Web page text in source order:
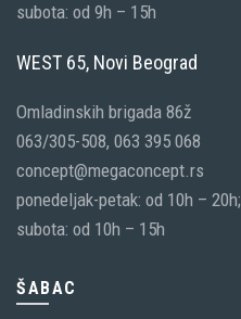
subota: od 9h – 15h
WEST 65, Novi Beograd
Omladinskih brigada 86ž
063/305-508, 063 395 068
concept@megaconcept.rs
ponedeljak-petak: od 10h – 20h;
subota: od 10h – 15h
ŠABAC